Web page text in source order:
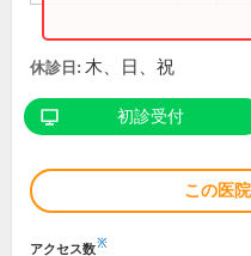
休診日: 木、日、祝
初診受付
この医
アクセス数※